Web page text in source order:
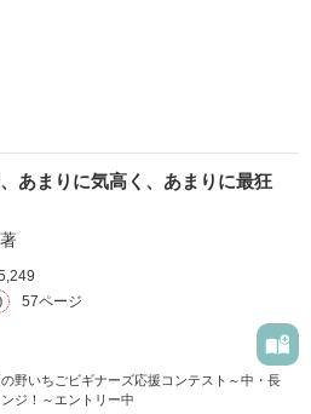
てやるから」
んだけだ」
だあれ？
イペースな暴君
捨てるから」
ままなのに…
こ来てよ」
た。
恋しちゃおう♡
スト
あまりに気高く、あまりに最狂
57ページ
野いちごビギナーズ応援コンテスト～中・長
ジ！～エントリー中